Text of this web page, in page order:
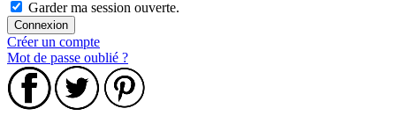
Garder ma session ouverte.
Créer un compte
Mot de passe oublié ?